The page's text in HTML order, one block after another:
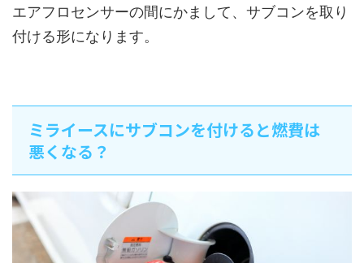
エアフロセンサーの間にかまして、サブコンを取り
付ける形になります。
ミライースにサブコンを付けると燃費は
悪くなる？